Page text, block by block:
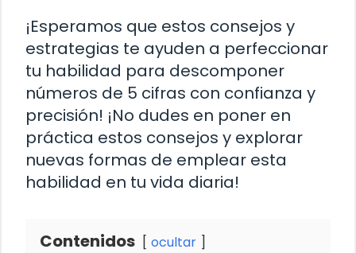
¡Esperamos que estos consejos y
estrategias te ayuden a perfeccionar
tu habilidad para descomponer
números de 5 cifras con confianza y
precisión! ¡No dudes en poner en
práctica estos consejos y explorar
nuevas formas de emplear esta
habilidad en tu vida diaria!
Contenidos ocultar